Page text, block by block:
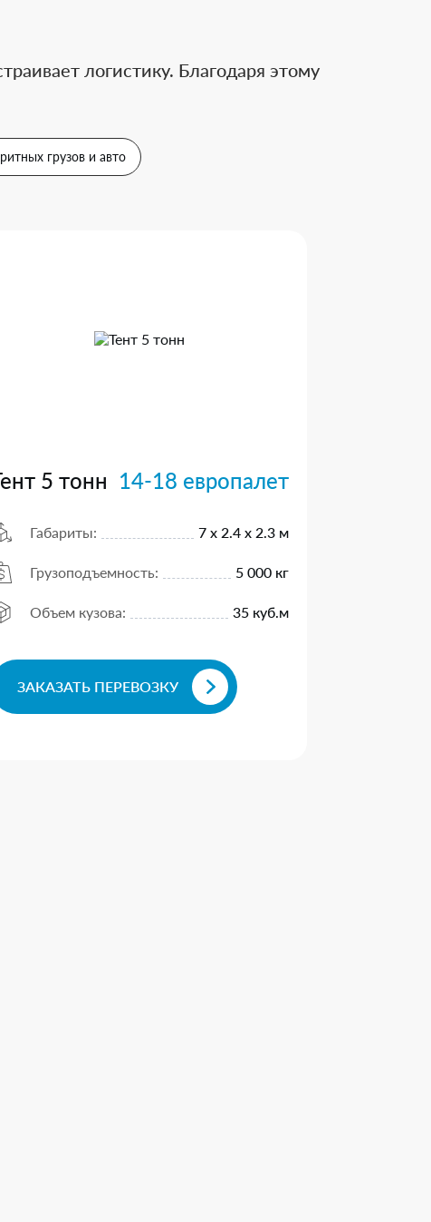
логистику. Благодаря этому
грузов и авто
5 тонн 14-18 европалет
Габариты: 7 х 2.4 х 2.3 м
Грузоподъемность: 5 000 кг
Объем кузова: 35 куб.м
ЗАКАЗАТЬ ПЕРЕВОЗКУ